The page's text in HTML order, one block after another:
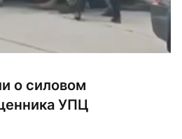
о силовом
УПЦ